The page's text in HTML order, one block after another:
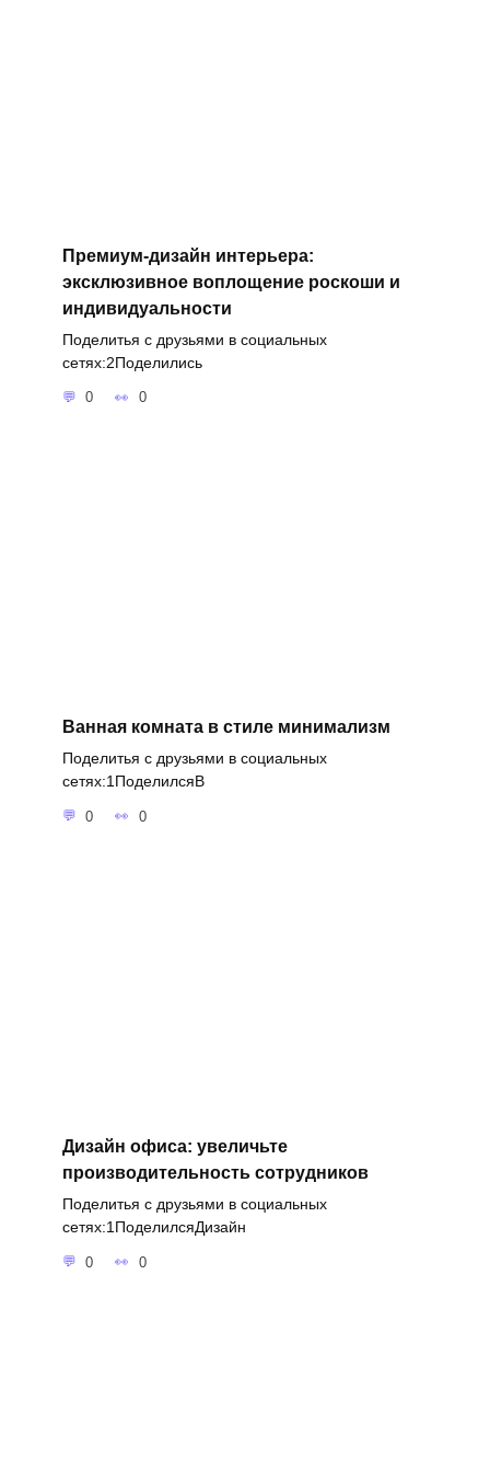
Премиум-дизайн интерьера:
эксклюзивное воплощение роскоши и
индивидуальности
Поделитья с друзьями в социальных
сетях:2Поделились
0 0
Ванная комната в стиле минимализм
Поделитья с друзьями в социальных
сетях:1ПоделилсяВ
0 0
Дизайн офиса: увеличьте
производительность сотрудников
Поделитья с друзьями в социальных
сетях:1ПоделилсяДизайн
0 0